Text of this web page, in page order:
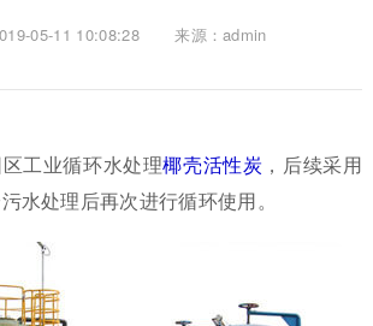
05-11 10:08:28 来源：admin
工业循环水处理椰壳活性炭 ，后续采用
水处理后再次进行循环使用。